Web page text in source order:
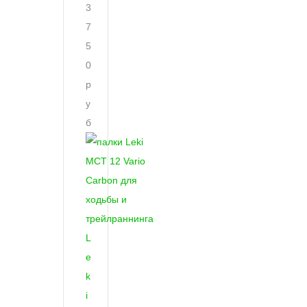
3
7
5
0
р
у
б
L
e
k
i